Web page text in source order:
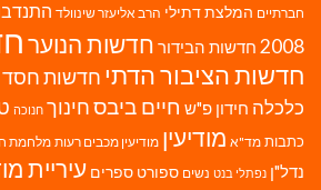
חברתיים המלצת דתילי הרב אליעזר שינוולד
2008 חדשות הבידור חדשות הנוער
חדשות הציבור הדתי חדשות חסד
כלכלה חידון פ"ש חיים ביבסחינוך חנוכה
כתבות מד"א מודיעין מודיעין מכבים רעות מלחמת
נדל"ן נפתלי בנט נשים ספורט ספרים עיריית